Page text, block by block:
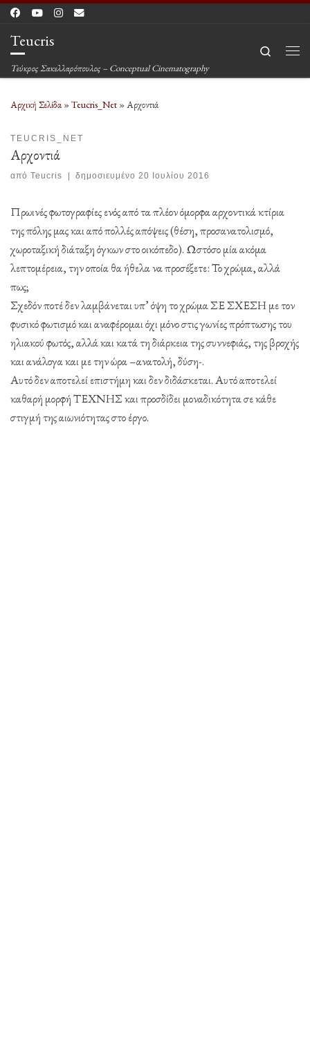
Μετάβαση στο περιεχόμενο
Teucris
Τεύκρος Σακελλαρόπουλος – Conceptual Cinematography
Search
Αρχική Σελίδα»Teucris_Net »Αρχοντιά
TEUCRIS_NET
Αρχοντιά
από Teucris δημοσιευμένο20 Ιουλίου 2016
Πρωινές φωτογραφίες ενός από τα πλέον όμορφα αρχοντικά κτίρια
της πόλης μας και από πολλές απόψεις (θέση, προσανατολισμό,
χωροταξική διάταξη όγκων στο οικόπεδο). Ωστόσο μία ακόμα
λεπτομέρεια, την οποία θα ήθελα να προσέξετε: Το χρώμα, αλλά
πως;
Σχεδόν ποτέ δεν λαμβάνεται υπ’ όψη το χρώμα ΣΕ ΣΧΕΣΗ με τον
φυσικό φωτισμό και αναφέρομαι όχι μόνο στις γωνίες πρόπτωσης του
ηλιακού φωτός, αλλά και κατά τη διάρκεια της συννεφιάς, της βροχής
και ανάλογα και με την ώρα –ανατολή, δύση-.
Αυτό δεν αποτελεί επιστήμη και δεν διδάσκεται. Αυτό αποτελεί
καθαρή μορφή ΤΕΧΝΗΣ και προσδίδει μοναδικότητα σε κάθε
στιγμή της αιωνιότητας στο έργο.